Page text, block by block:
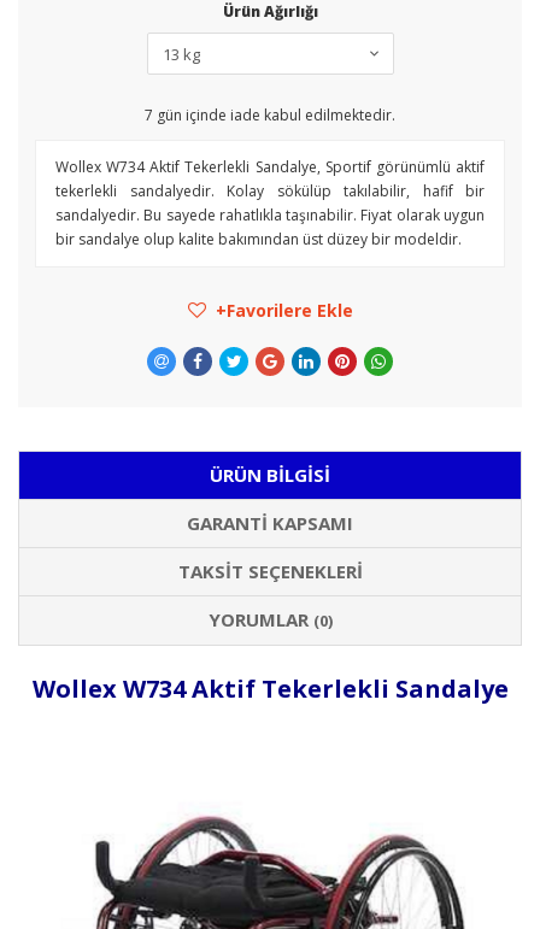
Ürün Ağırlığı
7 gün içinde iade kabul edilmektedir.
Wollex W734 Aktif Tekerlekli Sandalye, Sportif görünümlü aktif
tekerlekli sandalyedir. Kolay sökülüp takılabilir, hafif bir
sandalyedir. Bu sayede rahatlıkla taşınabilir. Fiyat olarak uygun
bir sandalye olup kalite bakımından üst düzey bir modeldir.
Favorilere Ekle
ÜRÜN BILGISI
GARANTI KAPSAMI
TAKSIT SEÇENEKLERI
YORUMLAR (0)
Wollex W734 Aktif Tekerlekli Sandalye